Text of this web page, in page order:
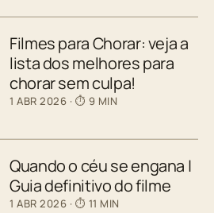
Filmes para Chorar: veja a
lista dos melhores para
chorar sem culpa!
1 ABR 2026 · ⏱ 9 MIN
Quando o céu se engana |
Guia definitivo do filme
1 ABR 2026 · ⏱ 11 MIN